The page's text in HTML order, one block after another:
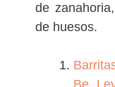
de
de huesos.
Be